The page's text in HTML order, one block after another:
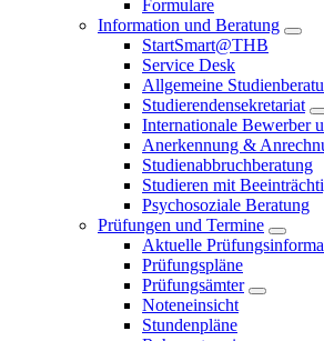
Formulare
Information und Beratung
StartSmart@THB
Service Desk
Allgemeine
Studierendensekretariat
Internationale Bewerber
Anerkennung &
Studienabbruchberatung
Studieren mit
Psychosoziale Beratung
Prüfungen und Termine
Aktuelle
Prüfungspläne
Prüfungsämter
Noteneinsicht
Stundenpläne